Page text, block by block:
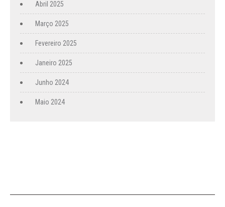
Abril 2025
Março 2025
Fevereiro 2025
Janeiro 2025
Junho 2024
Maio 2024